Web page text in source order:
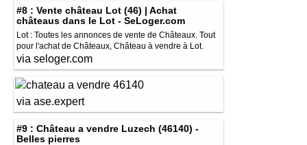
#8 : Vente château Lot (46) | Achat
châteaus dans le Lot - SeLoger.com
Lot : Toutes les annonces de vente de Châteaux. Tout
pour l'achat de Châteaux, Château à vendre à Lot.
via seloger.com
via ase.expert
#9 : Château a vendre Luzech (46140) -
Belles pierres